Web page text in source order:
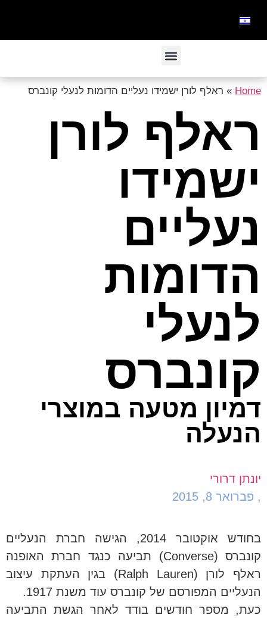
Home
» ראלף לורן ישמידו נעליים הדומות לנעלי קונברס
ראלף לורן
ישמידו
נעליים
הדומות
לנעלי
קונברס
דמיון מטעה במוצרי
הנעלה
יונתן דרורי
, פברואר 8, 2015
בחודש אוקטובר 2014, הגישה חברת הנעליים
קונברס (Converse) תביעה כנגד חברת האופנה
ראלף לורן (Ralph Lauren) בגין העתקת עיצוב
הנעליים המפורסם של קונברס עוד משנת 1917.
כעת, מספר חודשים בודד לאחר הגשת התביעה